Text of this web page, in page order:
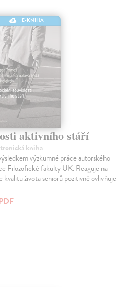
E-KNIHA
aktivního stáří
kniha
výzkumné práce autorského
Filozofické fakulty UK. Reaguje na
kvalitu života seniorů pozitivně ovlivňuje